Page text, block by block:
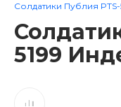
Солдатики Публия
5199